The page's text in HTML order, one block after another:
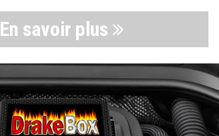
En savoir plus